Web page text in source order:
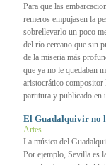
Para que las
remeros empujasen la
sobrellevarlo un poco
del río cercano que sin
de la miseria más
que ya no le quedaban
aristocrático
partitura y publicado en
El Guadalquivir no
Artes
La música del
Por ejemplo, Sevilla es